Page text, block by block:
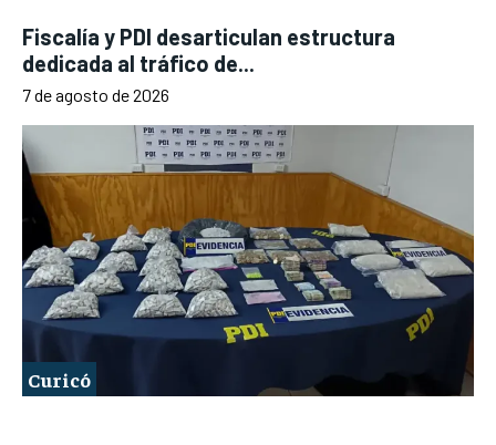
Fiscalía y PDI desarticulan estructura
dedicada al tráfico de...
7 de agosto de 2026
Curicó